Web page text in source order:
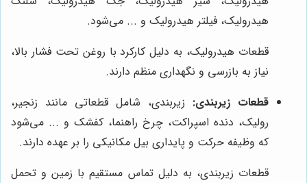
هیدرولیک، فیلتر هیدرولیک و ... می‌شود.
قطعات هیدرولیک، به دلیل کارکرد با روغن تحت فشار بالا،
نیاز به بازرسی و نگهداری منظم دارند.
قطعات زیربندی: زیربندی، شامل قطعاتی مانند زنجیر،
رولیک، دنده اسپراکت، چرخ راهنما، کفشک و ... می‌شود
که وظیفه حرکت و پایداری بیل مکانیکی را بر عهده دارند.
قطعات زیربندی، به دلیل تماس مستقیم با زمین و تحمل